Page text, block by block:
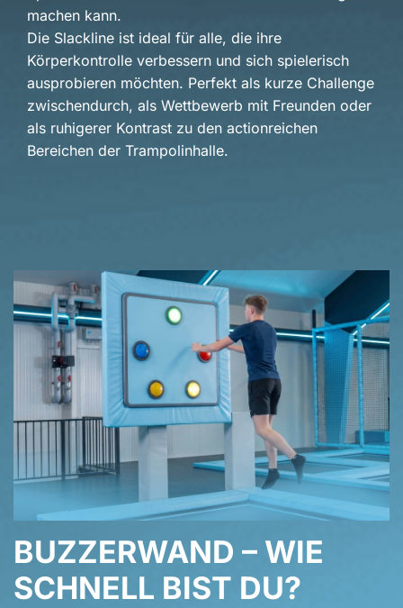
machen kann.
Die Slackline ist ideal für alle, die ihre
Körperkontrolle verbessern und sich spielerisch
ausprobieren möchten. Perfekt als kurze Challenge
zwischendurch, als Wettbewerb mit Freunden oder
als ruhigerer Kontrast zu den actionreichen
Bereichen der Trampolinhalle.
BUZZERWAND – WIE
SCHNELL BIST DU?